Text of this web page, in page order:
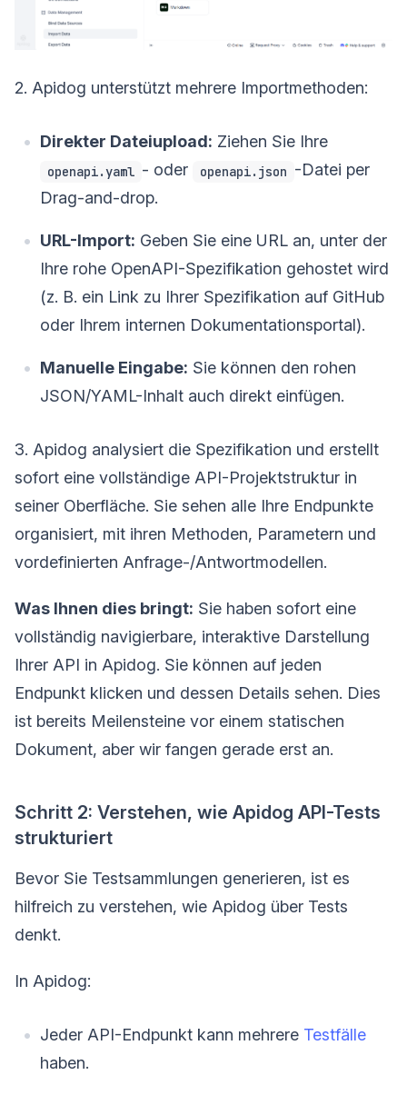
2. Apidog unterstützt mehrere Importmethoden:
Direkter Dateiupload: Ziehen Sie Ihre
openapi.yaml - oder openapi.json -Datei per
Drag-and-drop.
URL-Import: Geben Sie eine URL an, unter der
Ihre rohe OpenAPI-Spezifikation gehostet wird
(z. B. ein Link zu Ihrer Spezifikation auf GitHub
oder Ihrem internen Dokumentationsportal).
Manuelle Eingabe: Sie können den rohen
JSON/YAML-Inhalt auch direkt einfügen.
3. Apidog analysiert die Spezifikation und erstellt
sofort eine vollständige API-Projektstruktur in
seiner Oberfläche. Sie sehen alle Ihre Endpunkte
organisiert, mit ihren Methoden, Parametern und
vordefinierten Anfrage-/Antwortmodellen.
Was Ihnen dies bringt: Sie haben sofort eine
vollständig navigierbare, interaktive Darstellung
Ihrer API in Apidog. Sie können auf jeden
Endpunkt klicken und dessen Details sehen. Dies
ist bereits Meilensteine vor einem statischen
Dokument, aber wir fangen gerade erst an.
Schritt 2: Verstehen, wie Apidog API-Tests
strukturiert
Bevor Sie Testsammlungen generieren, ist es
hilfreich zu verstehen, wie Apidog über Tests
denkt.
In Apidog:
Jeder API-Endpunkt kann mehrere Testfälle
haben.